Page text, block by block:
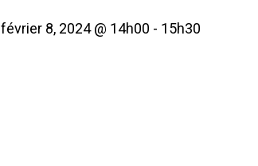
février 8, 2024 @ 14h00 - 15h30